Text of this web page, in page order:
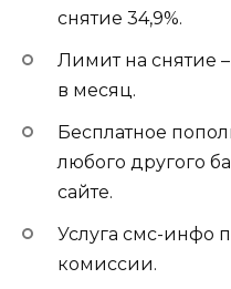
снятие 34,9%.
Лимит на снятие
в месяц.
Бесплатное
любого другого
сайте.
Услуга смс-инфо
комиссии.